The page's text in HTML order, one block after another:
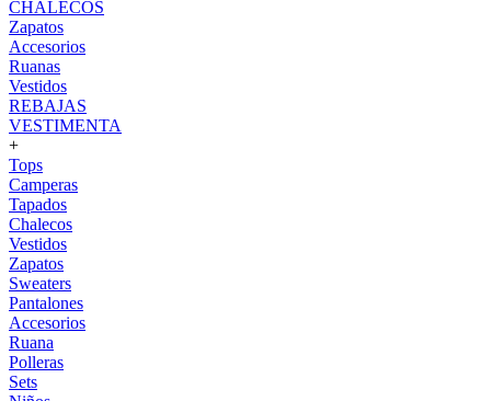
CHALECOS
Zapatos
Accesorios
Ruanas
Vestidos
REBAJAS
VESTIMENTA
+
Tops
Camperas
Tapados
Chalecos
Vestidos
Zapatos
Sweaters
Pantalones
Accesorios
Ruana
Polleras
Sets